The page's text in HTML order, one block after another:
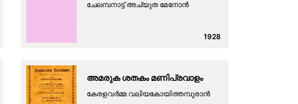
ചേലമ്പനാട്ട് അച്യുത മേനോൻ
1928
അമരുക ശതകം മണിപ്രവാളം
കേരളവര്‍മ്മ വലിയകോയിത്തമ്പുരാന്‍